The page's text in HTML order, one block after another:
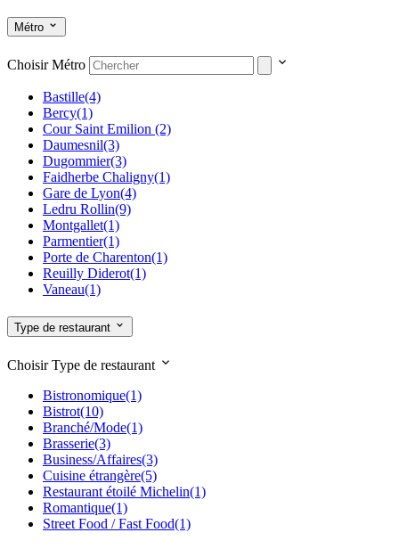
Paris 15ème
Paris 16ème
Paris 17ème(93)
Paris 18ème(39)
Paris 20ème
Autour de Paris
77 Seine et Marne(1)
91 Essonne(1)
92 Hauts de Seine
93 Seine Saint Denis(3)
94 Val de Marne
Métro
Choisir Métro
Bastille(4)
Bercy(1)
Cour Saint Emilion (2)
Daumesnil(3)
Dugommier(3)
Faidherbe Chaligny(1)
Gare de Lyon(4)
Ledru Rollin(9)
Montgallet(1)
Parmentier(1)
Porte de Charenton(1)
Reuilly Diderot(1)
Vaneau(1)
Type de restaurant
Choisir Type de restaurant
Bistronomique(1)
Bistrot(10)
Branché/Mode(1)
Brasserie(3)
Business/Affaires(3)
Cuisine étrangère(5)
Restaurant étoilé Michelin(1)
Romantique(1)
Street Food / Fast Food(1)